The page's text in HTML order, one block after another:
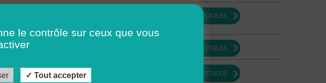
POSTULER
POSTULER
CDD POSTULER
le contrôle sur ceux que vous
Tout accepter